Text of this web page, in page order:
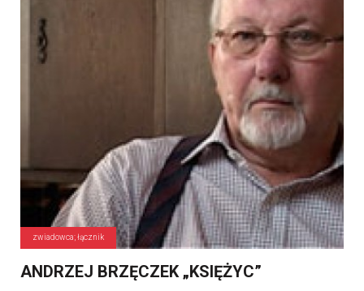
zwiadowca; łącznik
ANDRZEJ BRZĘCZEK „KSIĘŻYC”